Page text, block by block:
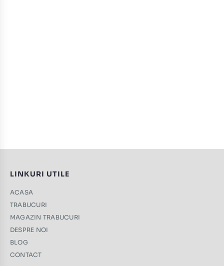
LINKURI UTILE
ACASA
TRABUCURI
MAGAZIN TRABUCURI
DESPRE NOI
BLOG
CONTACT